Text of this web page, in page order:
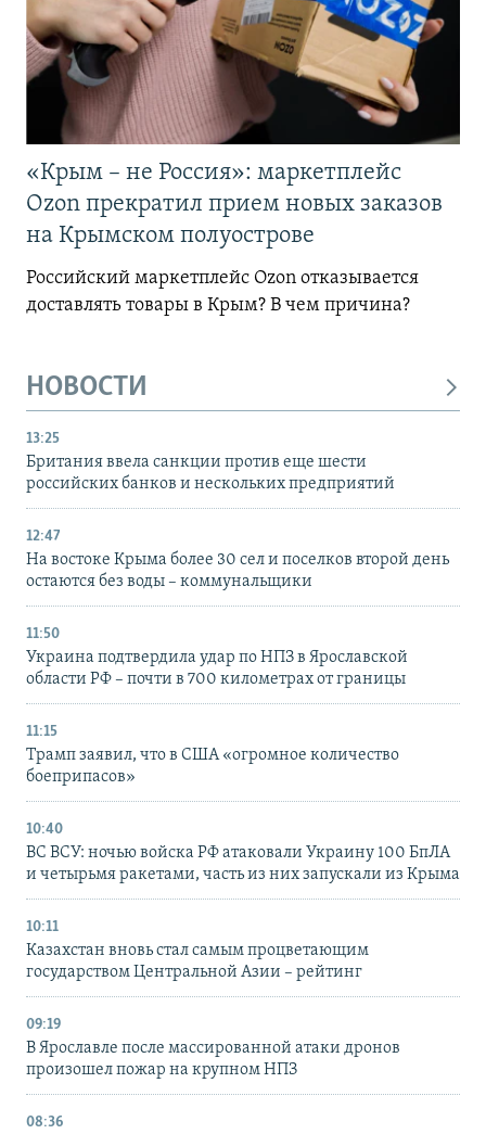
«Крым – не Россия»: маркетплейс
Ozon прекратил прием новых заказов
на Крымском полуострове
Российский маркетплейс Ozon отказывается
доставлять товары в Крым? В чем причина?
НОВОСТИ
13:25
Британия ввела санкции против еще шести
российских банков и нескольких предприятий
12:47
На востоке Крыма более 30 сел и поселков второй день
остаются без воды – коммунальщики
11:50
Украина подтвердила удар по НПЗ в Ярославской
области РФ – почти в 700 километрах от границы
11:15
Трамп заявил, что в США «огромное количество
боеприпасов»
10:40
ВС ВСУ: ночью войска РФ атаковали Украину 100 БпЛА
и четырьмя ракетами, часть из них запускали из Крыма
10:11
Казахстан вновь стал самым процветающим
государством Центральной Азии – рейтинг
09:19
В Ярославле после массированной атаки дронов
произошел пожар на крупном НПЗ
08:36